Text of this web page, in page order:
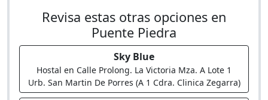
Revisa estas otras opciones en
Puente Piedra
Sky Blue
Hostal en Calle Prolong. La Victoria Mza. A Lote 1
Urb. San Martin De Porres (A 1 Cdra. Clinica Zegarra)